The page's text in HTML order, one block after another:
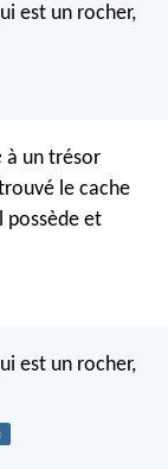
est un rocher,
à un trésor
le cache
possède et
est un rocher,